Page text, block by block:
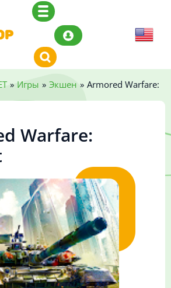
» Игры » Экшен » Armored Warfare:
Warfare: